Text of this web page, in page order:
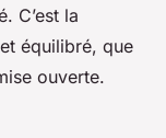
C’est la
équilibré, que
ouverte.